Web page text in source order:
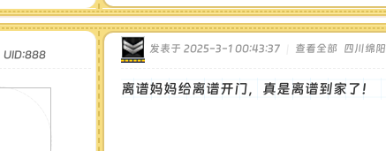
UID:888 发表于 2025-3-1 00:43:37 查看全部 四川绵阳
离谱妈妈给离谱开门，真是离谱到家了！